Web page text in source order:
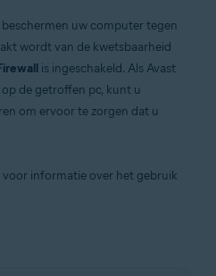
beschermen uw computer tegen
wordt van de kwetsbaarheid
is ingeschakeld. Als Avast
de getroffen pc, kunt u
om ervoor te zorgen dat u
informatie over het gebruik